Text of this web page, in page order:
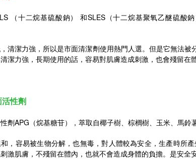
（十二烷基硫酸鈉） 和SLES（十二烷基聚氧乙醚硫酸
清潔力強，所以是市面清潔劑使用熱門人選。但是它無法
潔力強，長期使用的話，容易對肌膚造成刺激，也會殘留在
性劑
劑APG（烷基糖苷），萃取自椰子樹、棕櫚樹、玉米、馬鈴
，容易被生物分解，也無毒，對人體較為安全，生產時所
激肌膚，不殘留在體內，也就不會造成身體的負擔。是安全